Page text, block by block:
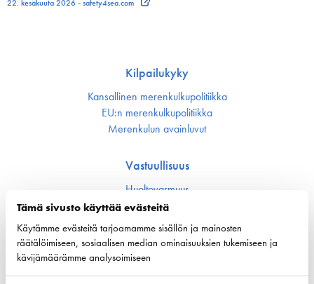
Tämä sivusto käyttää evästeitä
Käytämme evästeitä tarjoamamme sisällön ja mainosten
räätälöimiseen, sosiaalisen median ominaisuuksien tukemiseen ja
kävijämäärämme analysoimiseen
22. kesäkuuta 2026 - safety4sea.com
Kilpailukyky
Kansallinen merenkulku­politiikka
EU:n merenkulku­politiikka
Merenkulun avainluvut
Vastuullisuus
Huoltovarmuus
Ympäristö ja ilmasto
ympäristöystävällisiin ratkaisuihin uusissa aluksissa
Turvallisuus